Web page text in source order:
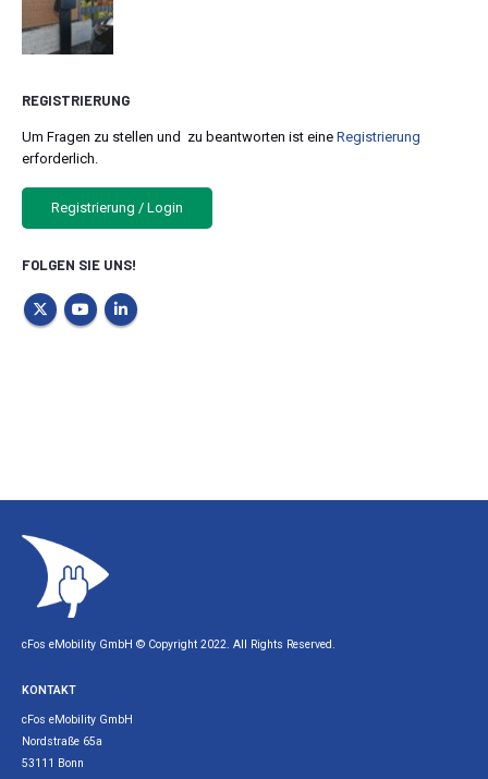
REGISTRIERUNG
Um Fragen zu stellen und zu beantworten ist eine Registrierung
erforderlich.
Registrierung / Login
FOLGEN SIE UNS!
cFos eMobility GmbH © Copyright 2022. All Rights Reserved.
KONTAKT
cFos eMobility GmbH
Nordstraße 65a
53111 Bonn